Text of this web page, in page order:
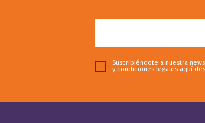
Suscribiéndote a nuestra
y condiciones legales aquí